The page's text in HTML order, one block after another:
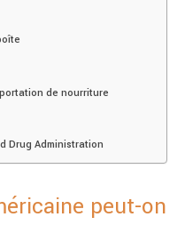
de nourriture
Drug Administration
peut-on